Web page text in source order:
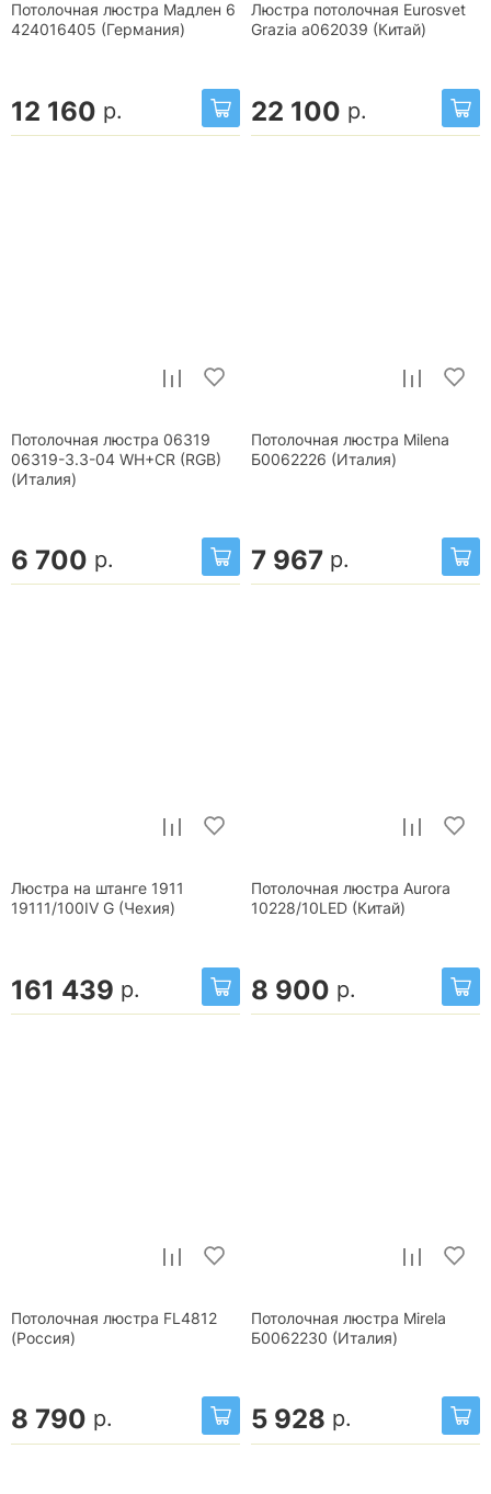
Потолочная люстра Мадлен 6
424016405 (Германия)
12 160 р.
Люстра потолочная Eurosvet
Grazia a062039 (Китай)
22 100 р.
Потолочная люстра 06319
06319-3.3-04 WH+CR (RGB)
(Италия)
6 700 р.
Потолочная люстра Milena
Б0062226 (Италия)
7 967 р.
Люстра на штанге 1911
19111/100IV G (Чехия)
161 439 р.
Потолочная люстра Aurora
10228/10LED (Китай)
8 900 р.
Потолочная люстра FL4812
(Россия)
8 790 р.
Потолочная люстра Mirela
Б0062230 (Италия)
5 928 р.